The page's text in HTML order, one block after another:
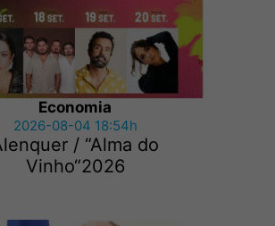
Economia
2026-08-04 18:54h
/ “Alma do
Vinho“2026